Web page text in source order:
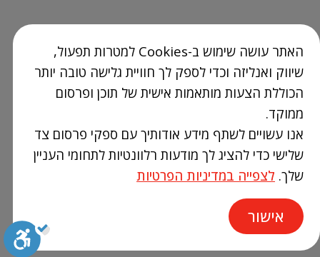
האתר עושה שימוש ב-Cookies למטרות תפעול,
שיווק ואנליזה וכדי לספק לך חוויית גלישה טובה יותר
הכוללת הצעות מותאמות אישית של תוכן ופרסום
ממוקד.
אנו עשויים לשתף מידע אודותיך עם ספקי פרסום צד
שלישי כדי להציג לך מודעות רלוונטיות לתחומי העניין
שלך. לצפייה במדיניות הפרטיות
אישור